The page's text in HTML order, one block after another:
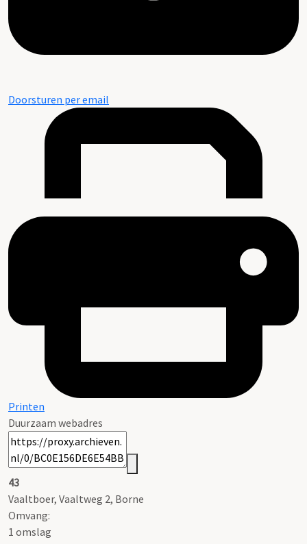
Doorsturen per email
Printen
Duurzaam webadres
43
Vaaltboer, Vaaltweg 2, Borne
Omvang:
1 omslag